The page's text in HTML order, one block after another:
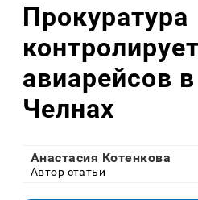
Прокуратура
авиарейсов
Челнах
Анастасия Котенкова
Автор статьи